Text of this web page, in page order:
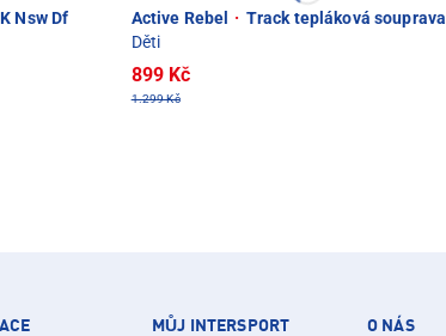
Nsw Df
Active Rebel · Track tepláková souprava
Děti
899 Kč
1.299 Kč
MŮJ INTERSPORT O NÁS